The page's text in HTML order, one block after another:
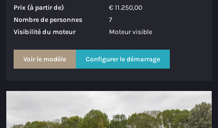
Prix (à partir de)
€ 11.250,00
Nombre de personnes
7
Visibilité du moteur
Moteur visible
Voir le modèle Configurer le démarrage